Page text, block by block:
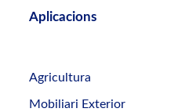
Aplicacions
Agricultura
Mobiliari Exterior